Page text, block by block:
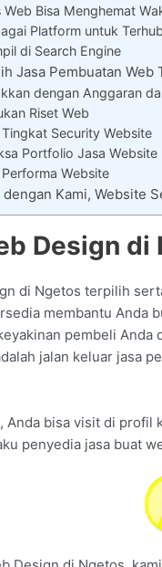
Web Bisa Menghemat
Platform untuk
di Search Engine
Jasa Pembuatan Web
dengan Anggaran
Riset Web
Security Website
Portfolio Jasa Website
Website
Kami, Website
Design di
di Ngetos terpilih
membantu Anda
pembeli Anda
jalan keluar jasa
Anda bisa visit di profil
penyedia jasa buat